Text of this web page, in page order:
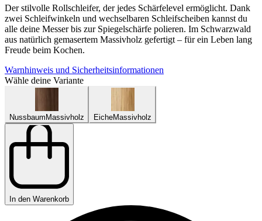
Der stilvolle Rollschleifer, der jedes Schärfelevel ermöglicht. Dank
zwei Schleifwinkeln und wechselbaren Schleifscheiben kannst du
alle deine Messer bis zur Spiegelschärfe polieren. Im Schwarzwald
aus natürlich gemasertem Massivholz gefertigt – für ein Leben lang
Freude beim Kochen.
Warnhinweis und Sicherheitsinformationen
Wähle deine Variante
NussbaumMassivholz EicheMassivholz
In den Warenkorb